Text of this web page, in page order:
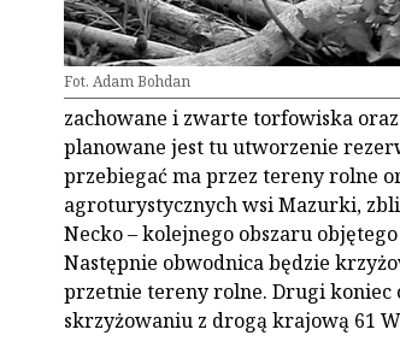
Fot. Adam Bohdan
zachowane i zwarte torfowiska
planowane jest tu utworzenie
przebiegać ma przez tereny rolne
agroturystycznych wsi Mazurki,
Necko – kolejnego obszaru
Następnie obwodnica będzie
przetnie tereny rolne. Drugi koniec
skrzyżowaniu z drogą krajową 61